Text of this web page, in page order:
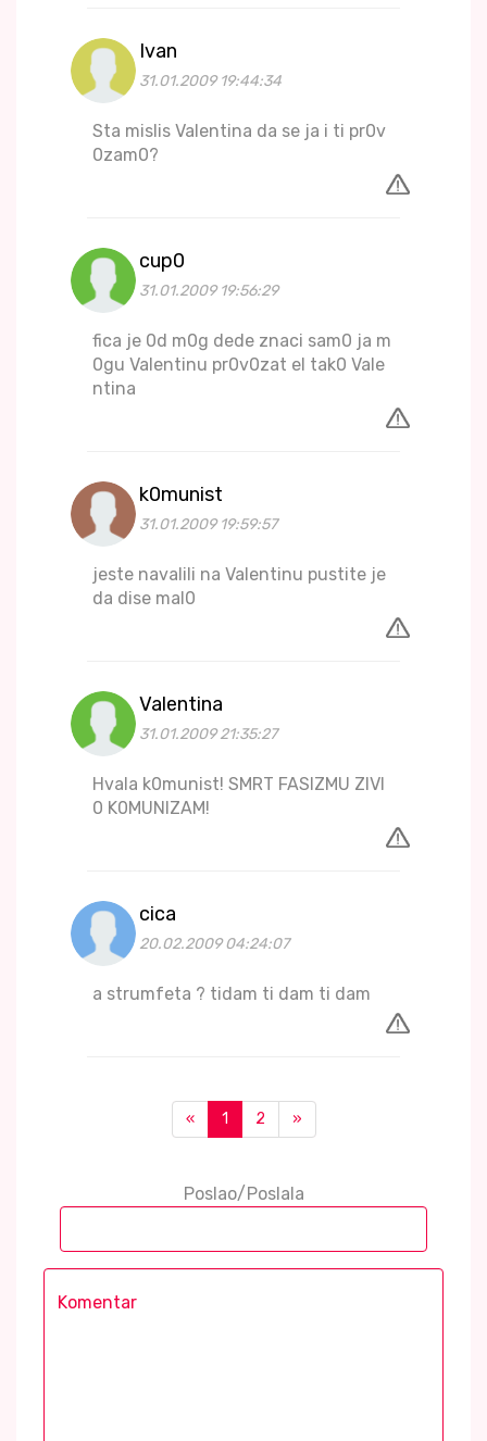
Ivan
31.01.2009 19:44:34
Sta mislis Valentina da se ja i ti pr0v
0zam0?
cup0
31.01.2009 19:56:29
fica je 0d m0g dede znaci sam0 ja m
0gu Valentinu pr0v0zat el tak0 Vale
ntina
k0munist
31.01.2009 19:59:57
jeste navalili na Valentinu pustite je
da dise mal0
Valentina
31.01.2009 21:35:27
Hvala k0munist! SMRT FASIZMU ZIVI
0 K0MUNIZAM!
cica
20.02.2009 04:24:07
a strumfeta ? tidam ti dam ti dam
« 1 2 »
Poslao/Poslala